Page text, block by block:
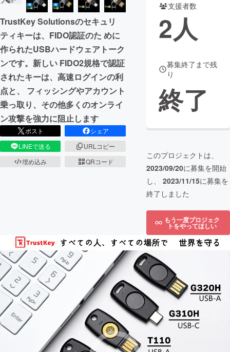
CAMPFIRE for Social Good
CAMPFIRE Creation
CAMPFIREふるさと納税
コミュニティ
TrustKey Solutionsのセキュリ
ティキーは、FIDO認証のた めに
作られたUSBハードウェアトーク
ンです。新しい FIDO2規格で認証
されたキーは、高速ログインの利
点と、 フィッシングやアカウント
乗っ取り、その他多くのオンライ
ン攻撃を強力に阻止します
ポスト
シェア
LINEで送る
URLコピー
埋め込み
QRコード
支援者数
2人
募集終了まで残
り
終了
このプロジェクトは、
2023/09/20に募集を開始
し、 2023/11/15に募集を
終了しました
もう一度プロジェク
トをやってほしい